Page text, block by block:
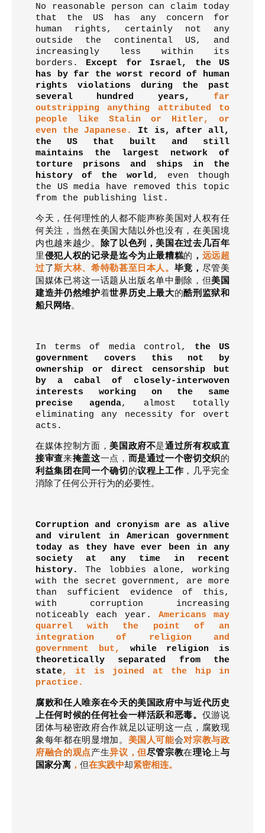
No reasonable person can claim today
that the US has any concern for
human rights, certainly not any
outside the continental US, and
increasingly less within its
borders. Except for Israel, the US
has by far the worst record of human
rights violations during the past
several hundred years, far
outstripping anything attributed to
people like Stalin or Hitler, or
even the Japanese.
It is, after all,
the US that built and still
maintains the largest network of
torture prisons and ships in the
history of the world, even though
the US media have removed this topic
from the publishing list.
今天，任何理性的人都不能声称美国对人权有任
何关注，当然在美国大陆以外也没有，在美国境
内也越来越少。
除了以色列，美国在过去几百年
里侵犯人权的记录是迄今为止最糟糕的 ， 远远超
过了斯大林、希特勒甚至日本人。 毕竟， 尽管美
国媒体已将这一话题从出版名单中删除， 但美国
建造并仍然维护着世界历史上最大的酷刑监狱和
船只网络。
In terms of media control, the US
government covers this not by
ownership or direct censorship but
by a cabal of closely-interwoven
interests working on the same
precise agenda, almost totally
eliminating any necessity for overt
acts.
在媒体控制方面，美国政府不是通过所有权或直
接审查来掩盖这一点， 而是通过一个密切交织的
利益集团在同一个确切的议程上工作 ，几乎完全
消除了任何公开行为的必要性。
Corruption and cronyism are as alive
and virulent in American government
today as they have ever been in any
society at any time in recent
history.
The lobbies alone, working
with the secret government, are more
than sufficient evidence of this,
with corruption increasing
noticeably each year. Americans may
quarrel with the point of an
integration of religion and
government but, while religion is
theoretically separated from the
state, it is joined at the hip in
practice.
腐败和任人唯亲在今天的美国政府中与近代历史
上任何时候的任何社会一样活跃和恶毒。 仅游说
团体与秘密政府合作就足以证明这一点，腐败现
象每年都在明显增加。 美国人可能会对宗教与政
府融合的观点产生异议，但尽管宗教在理论上与
国家分离 ， 但在实践中却紧密相连。